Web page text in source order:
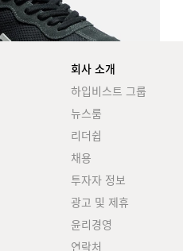
회사 소개
하입비스트 그룹
뉴스룸
리더쉽
채용
투자자 정보
광고 및 제휴
윤리경영
연락처